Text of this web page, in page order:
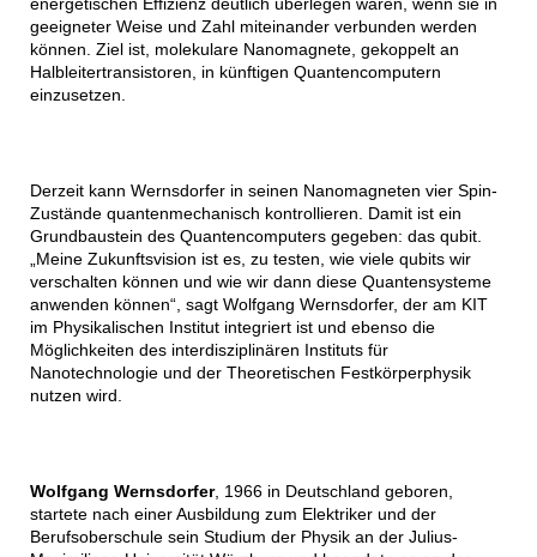
energetischen Effizienz deutlich überlegen wären, wenn sie in
geeigneter Weise und Zahl miteinander verbunden werden
können. Ziel ist, molekulare Nanomagnete, gekoppelt an
Halbleitertransistoren, in künftigen Quantencomputern
einzusetzen.
Derzeit kann Wernsdorfer in seinen Nanomagneten vier Spin-
Zustände quantenmechanisch kontrollieren. Damit ist ein
Grundbaustein des Quantencomputers gegeben: das qubit.
„Meine Zukunftsvision ist es, zu testen, wie viele qubits wir
verschalten können und wie wir dann diese Quantensysteme
anwenden können“, sagt Wolfgang Wernsdorfer, der am KIT
im Physikalischen Institut integriert ist und ebenso die
Möglichkeiten des interdisziplinären Instituts für
Nanotechnologie und der Theoretischen Festkörperphysik
nutzen wird.
Wolfgang Wernsdorfer, 1966 in Deutschland geboren,
startete nach einer Ausbildung zum Elektriker und der
Berufsoberschule sein Studium der Physik an der Julius-